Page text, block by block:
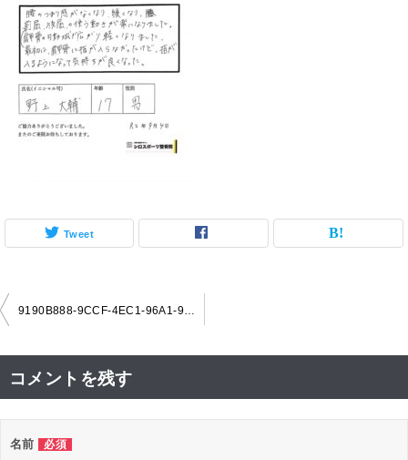
Tweet
投
ビ
ー
9190B888-9CCF-4EC1-96A1-90A28A03F3A8-L0-001
コメントを残す
名前 必須